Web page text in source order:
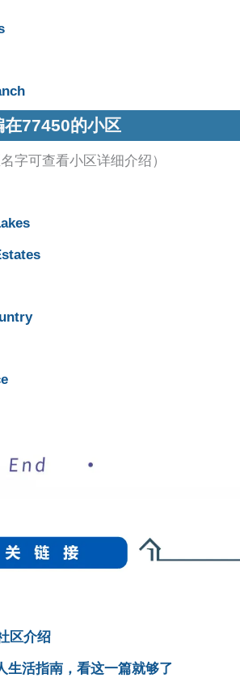
77450的小区
字可查看小区详细介绍）
区介绍
活指南，看这一篇就够了